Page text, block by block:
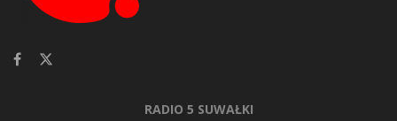
RADIO 5 SUWAŁKI